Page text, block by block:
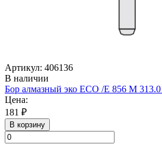
Артикул: 406136
В наличии
Бор алмазный эко ECO /E 856 M
Цена:
181 ₽
В корзину